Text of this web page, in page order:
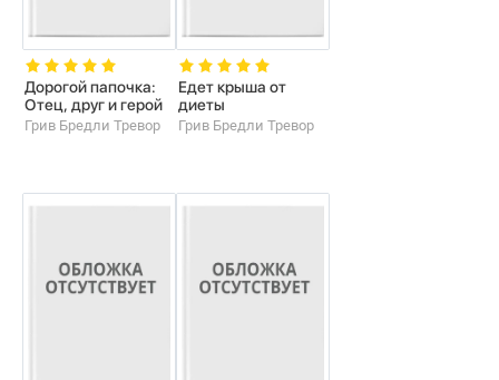
Дорогой папочка:
Отец, друг и герой
Грив Бредли Тревор
Едет крыша от
диеты
Грив Бредли Тревор